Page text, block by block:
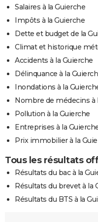
Salaires à la Guierche
Impôts à la Guierche
Dette et budget de la
Climat et historique
Accidents à la Guierche
Délinquance à la
Inondations à la
Nombre de médecins à
Pollution à la Guierche
Entreprises à la
Prix immobilier à la
Tous les résultats
Résultats du bac à la
Résultats du brevet à la
Résultats du BTS à la